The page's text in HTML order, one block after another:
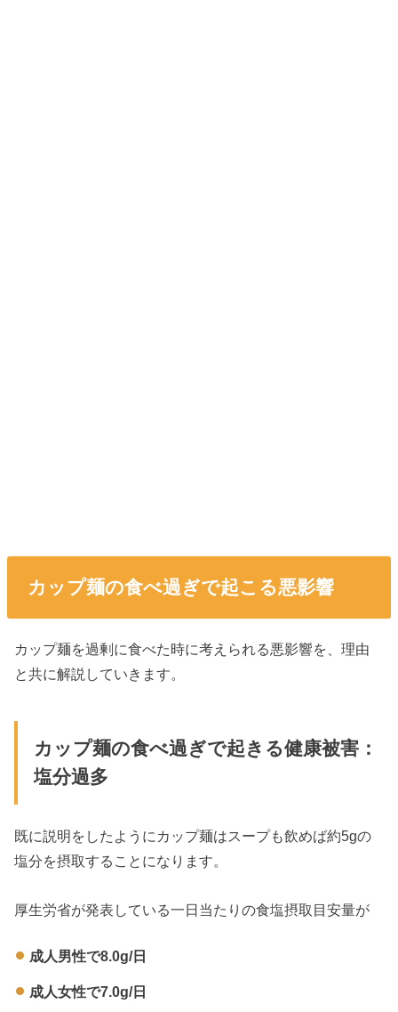
カップ麺の食べ過ぎで起こる悪影響
カップ麺を過剰に食べた時に考えられる悪影響を、理由
と共に解説していきます。
カップ麺の食べ過ぎで起きる健康被害：
塩分過多
既に説明をしたようにカップ麺はスープも飲めば約5gの
塩分を摂取することになります。
厚生労省が発表している一日当たりの食塩摂取目安量が
成人男性で8.0g/日
成人女性で7.0g/日